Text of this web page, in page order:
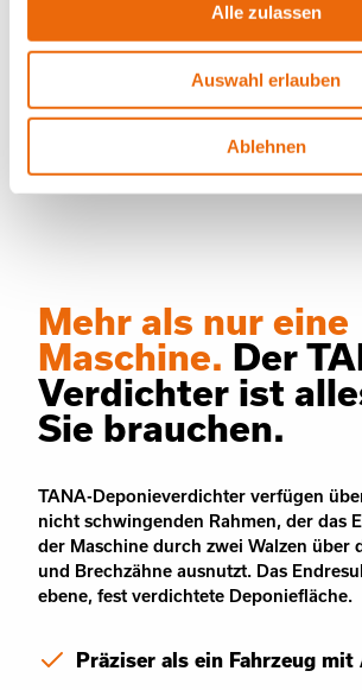
Alle zulassen
Auswahl erlauben
Ablehnen
Mehr als nur eine
Maschine. Der
Verdichter ist
Sie brauchen.
TANA-Deponieverdichter verfügen
nicht schwingenden Rahmen, der das
der Maschine durch zwei Walzen über
und Brechzähne ausnutzt. Das
ebene, fest verdichtete Deponiefläche.
Präziser als ein Fahrzeug